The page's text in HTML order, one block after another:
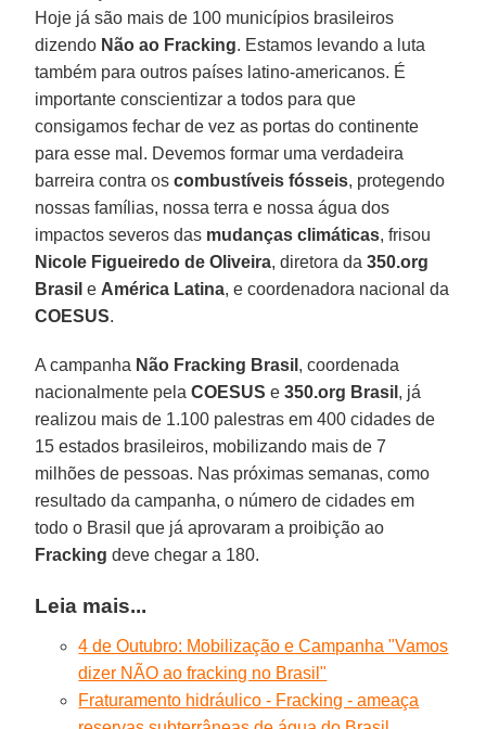
Hoje já são mais de 100 municípios brasileiros
dizendo Não ao Fracking. Estamos levando a luta
também para outros países latino-americanos. É
importante conscientizar a todos para que
consigamos fechar de vez as portas do continente
para esse mal. Devemos formar uma verdadeira
barreira contra oscombustíveis fósseis, protegendo
nossas famílias, nossa terra e nossa água dos
impactos severos das mudanças climáticas, frisou
Nicole Figueiredo de Oliveira, diretora da350.org
Brasil eAmérica Latina, e coordenadora nacional da
COESUS.
A campanha Não Fracking Brasil , coordenada
nacionalmente pelaCOESUS e350.org Brasil , já
realizou mais de 1.100 palestras em 400 cidades de
15 estados brasileiros, mobilizando mais de 7
milhões de pessoas. Nas próximas semanas, como
resultado da campanha, o número de cidades em
todo o Brasil que já aprovaram a proibição ao
Fracking deve chegar a 180.
Leia mais...
4 de Outubro: Mobilização e Campanha "Vamos
dizer NÃO ao fracking no Brasil"
Fraturamento hidráulico - Fracking - ameaça